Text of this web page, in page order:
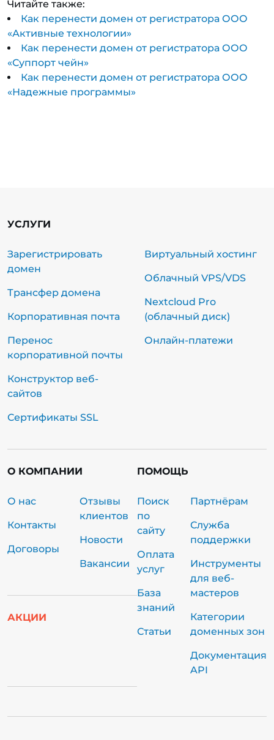
Читайте также:
Как перенести домен от регистратора ООО
«Активные технологии»
Как перенести домен от регистратора ООО
«Суппорт чейн»
Как перенести домен от регистратора ООО
«Надежные программы»
УСЛУГИ
Зарегистрировать
домен
Трансфер домена
Корпоративная почта
Перенос
корпоративной почты
Конструктор веб-
сайтов
Сертификаты SSL
Виртуальный хостинг
Облачный VPS/VDS
Nextcloud Pro
(облачный диск)
Онлайн-платежи
О КОМПАНИИ
О нас
Контакты
Договоры
Отзывы
клиентов
Новости
Вакансии
АКЦИИ
ПОМОЩЬ
Поиск
по
сайту
Оплата
услуг
База
знаний
Статьи
Партнёрам
Служба
поддержки
Инструменты
для веб-
мастеров
Категории
доменных зон
Документация
API